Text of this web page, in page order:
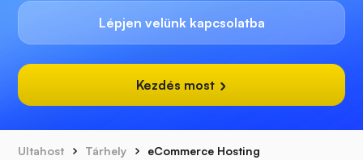
Lépjen velünk kapcsolatba
Kezdés most
Ultahost Tárhely eCommerce Hosting